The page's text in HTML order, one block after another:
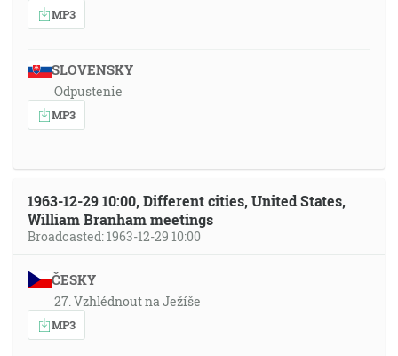
MP3
SLOVENSKY
Odpustenie
MP3
1963-12-29 10:00, Different cities, United States,
William Branham meetings
Broadcasted: 1963-12-29 10:00
ČESKY
27. Vzhlédnout na Ježíše
MP3